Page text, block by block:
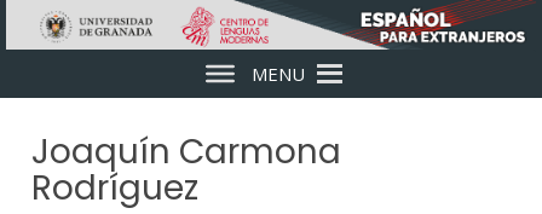
Skip to main content
MENU
Joaquín Carmona
Rodríguez